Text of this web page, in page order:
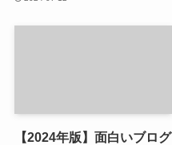
【2024年版】面白いブログ